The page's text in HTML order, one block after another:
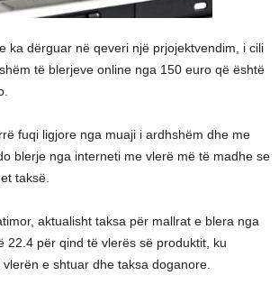
ka dërguar në qeveri një prjojektvendim, i cili
të blerjeve online nga 150 euro që është
fuqi ligjore nga muaji i ardhshëm dhe me
blerje nga interneti me vlerë më të madhe se
taksë.
aktualisht taksa për mallrat e blera nga
22.4 për qind të vlerës së produktit, ku
e shtuar dhe taksa doganore.